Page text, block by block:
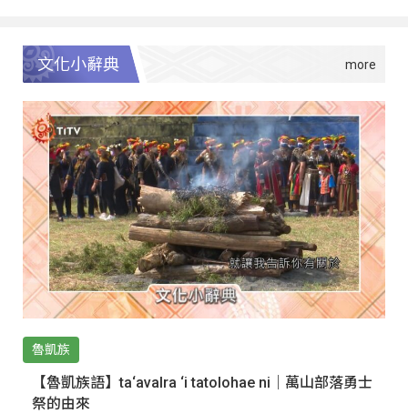
文化小辭典
魯凱族
【魯凱族語】ta‘avalra ‘i tatolohae ni｜萬山部落勇士
祭的由來